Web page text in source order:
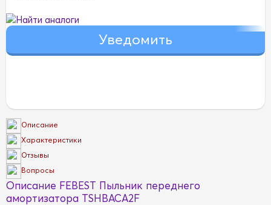
Найти аналоги
Описание
Характеристики
Отзывы
Вопросы
Описание FEBEST Пыльник переднего
амортизатора TSHBACA2F